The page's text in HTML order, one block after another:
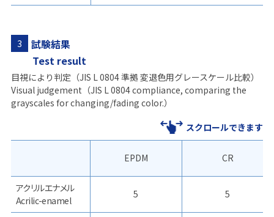
3
試験結果
Test result
目視により判定（JIS L 0804 準拠 変退色用グレースケール比較）
Visual judgement（JIS L 0804 compliance, comparing the
grayscales for changing/fading color.）
スクロールできます
EPDM CR
アクリルエナメル
Acrilic-enamel
5 5